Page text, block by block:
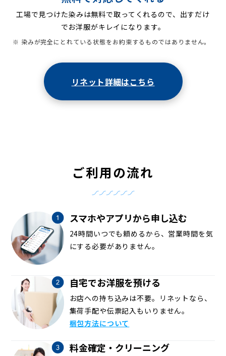
工場で見つけた染みは無料で取ってくれるので、出すだけ
でお洋服がキレイになります。
※ 染みが完全にとれている状態をお約束するものではありません。
リネット詳細はこちら
ご利用の流れ
スマホやアプリから申し込む
24時間いつでも頼めるから、営業時間を気
にする必要がありません。
自宅でお洋服を預ける
お店への持ち込みは不要。リネットなら、
集荷手配や伝票記入もいりません。
梱包方法について
料金確定・クリーニング